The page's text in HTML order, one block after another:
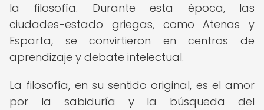
la filosofía. Durante esta época, las
ciudades-estado griegas, como Atenas y
Esparta, se convirtieron en centros de
aprendizaje y debate intelectual.
La filosofía, en su sentido original, es el amor
por la sabiduría y la búsqueda del